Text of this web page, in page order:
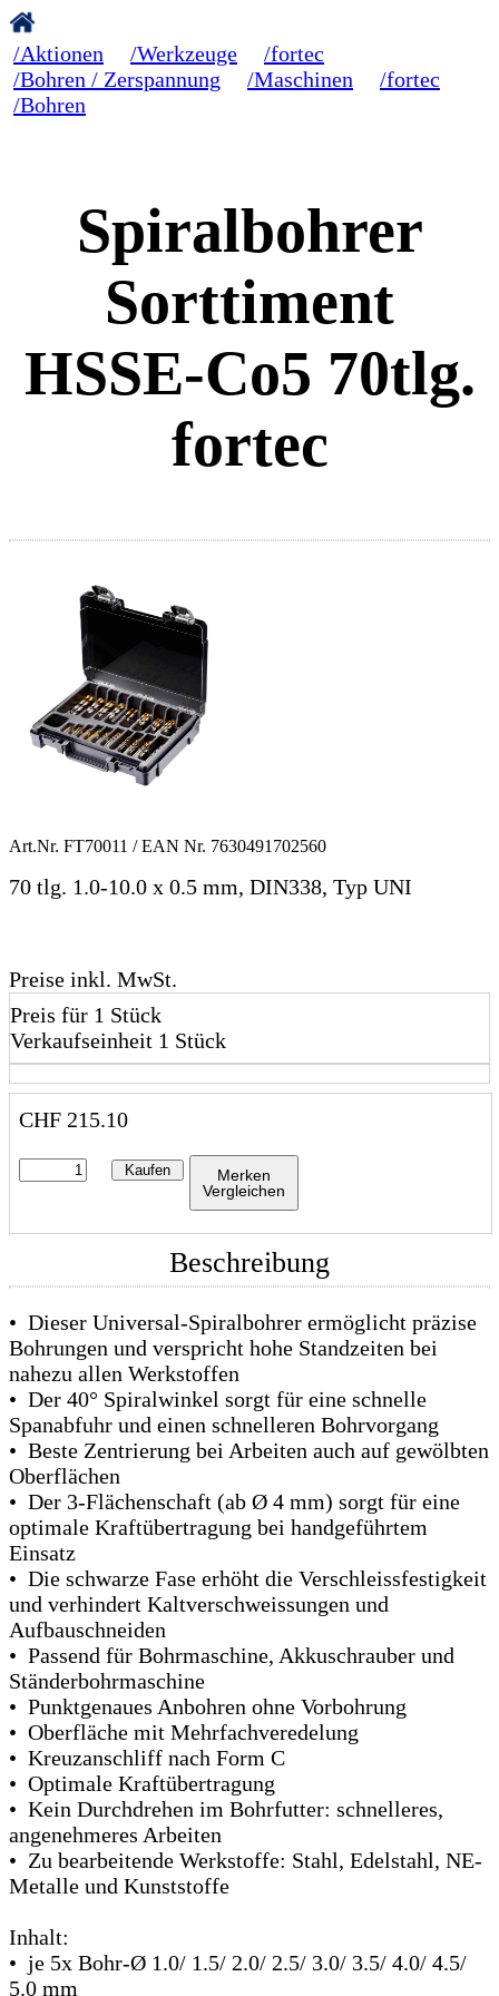
/Aktionen /Werkzeuge
/fortec
/Bohren / Zerspannung
/Maschinen
/fortec
/Bohren
Spiralbohrer
Sorttiment
HSSE-Co5 70tlg.
fortec
Art.Nr. FT70011 / EAN Nr. 7630491702560
70 tlg. 1.0-10.0 x 0.5 mm, DIN338, Typ UNI
Preise inkl. MwSt.
Preis für 1 Stück
Verkaufseinheit 1 Stück
CHF 215.10
Kaufen
Merken
Vergleichen
Beschreibung
• Dieser Universal-Spiralbohrer ermöglicht präzise
Bohrungen und verspricht hohe Standzeiten bei
nahezu allen Werkstoffen
• Der 40° Spiralwinkel sorgt für eine schnelle
Spanabfuhr und einen schnelleren Bohrvorgang
• Beste Zentrierung bei Arbeiten auch auf gewölbten
Oberflächen
• Der 3-Flächenschaft (ab Ø 4 mm) sorgt für eine
optimale Kraftübertragung bei handgeführtem
Einsatz
• Die schwarze Fase erhöht die Verschleissfestigkeit
und verhindert Kaltverschweissungen und
Aufbauschneiden
• Passend für Bohrmaschine, Akkuschrauber und
Ständerbohrmaschine
• Punktgenaues Anbohren ohne Vorbohrung
• Oberfläche mit Mehrfachveredelung
• Kreuzanschliff nach Form C
• Optimale Kraftübertragung
• Kein Durchdrehen im Bohrfutter: schnelleres,
angenehmeres Arbeiten
• Zu bearbeitende Werkstoffe: Stahl, Edelstahl, NE-
Metalle und Kunststoffe
Inhalt:
• je 5x Bohr-Ø 1.0/ 1.5/ 2.0/ 2.5/ 3.0/ 3.5/ 4.0/ 4.5/
5.0 mm